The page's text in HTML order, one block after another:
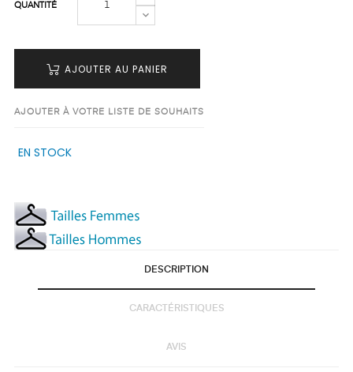
QUANTITÉ
AJOUTER AU PANIER
AJOUTER À VOTRE LISTE DE SOUHAITS
EN STOCK
DESCRIPTION
CARACTÉRISTIQUES
AVIS